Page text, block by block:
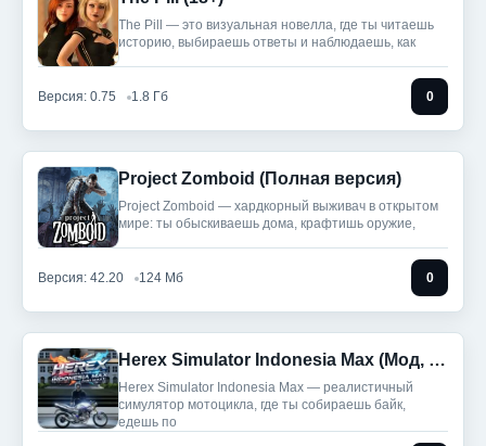
The Pill — это визуальная новелла, где ты читаешь
историю, выбираешь ответы и наблюдаешь, как
Версия: 0.75 1.8 Гб 0
Project Zomboid (Полная версия)
Project Zomboid — хардкорный выживач в открытом
мире: ты обыскиваешь дома, крафтишь оружие,
Версия: 42.20 124 Мб 0
Herex Simulator Indonesia Max (Мод, Много монет)
Herex Simulator Indonesia Max — реалистичный
симулятор мотоцикла, где ты собираешь байк,
едешь по